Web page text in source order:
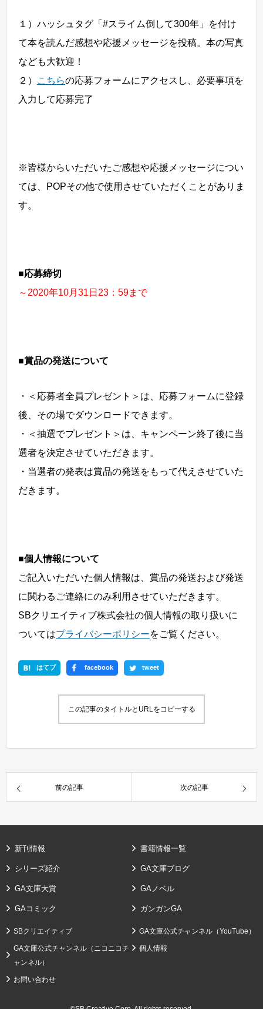
１）ハッシュタグ「#スライム倒して300年」を付け
て本を読んだ感想や応援メッセージを投稿。本の写真
なども大歓迎！
２）
こちらの応募フォームにアクセスし、必要事項を
入力して応募完了
※皆様からいただいたご感想や応援メッセージについ
ては、POPその他で使用させていただくことがありま
す。
■応募締切
～2020年10月31日23：59まで
■賞品の発送について
・＜応募者全員プレゼント＞は、応募フォームに登録
後、その場でダウンロードできます。
・＜抽選でプレゼント＞は、キャンペーン終了後に当
選者を決定させていただきます。
・当選者の発表は賞品の発送をもって代えさせていた
だきます。
■個人情報について
ご記入いただいた個人情報は、賞品の発送および発送
に関わるご連絡にのみ利用させていただきます。
SBクリエイティブ株式会社の個人情報の取り扱いに
ついてはプライバシーポリシーをご覧ください。
はてブ facebook tweet
この記事のタイトルとURLをコピーする
前の記事 次の記事
新刊情報 書籍情報一覧
シリーズ紹介 GA文庫ブログ
GA文庫大賞 GAノベル
GAコミック ガンガンGA
SBクリエイティブ GA文庫公式チャンネル（YouTube）
GA文庫公式チャンネル（ニコニコチ
ャンネル）
個人情報
お問い合わせ